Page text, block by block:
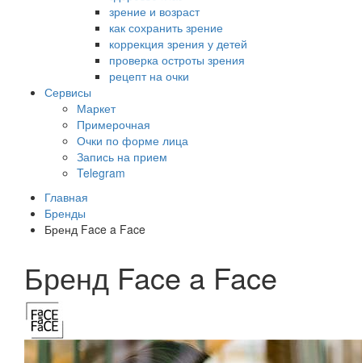
зрение и возраст
как сохранить зрение
коррекция зрения у детей
проверка остроты зрения
рецепт на очки
Сервисы
Маркет
Примерочная
Очки по форме лица
Запись на прием
Telegram
Главная
Бренды
Бренд Face a Face
Бренд Face a Face